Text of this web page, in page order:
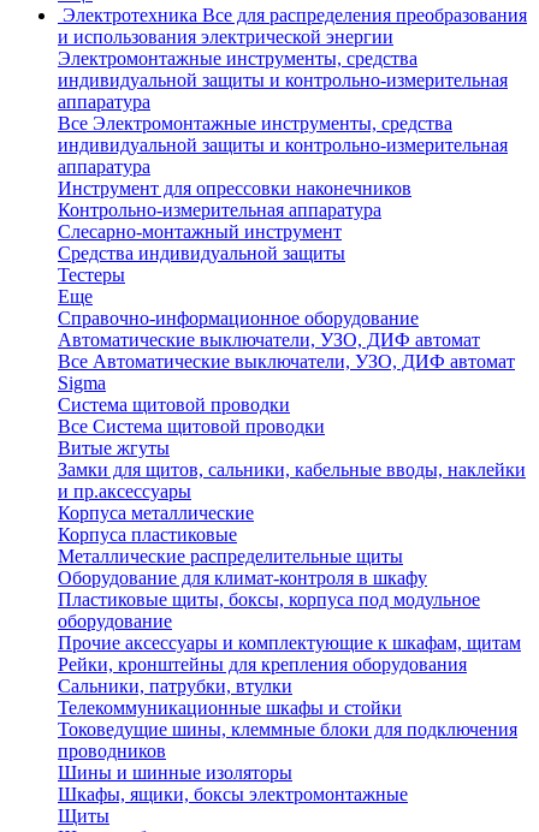
Электротехника Все для распределения преобразования
и использования электрической энергии
Электромонтажные инструменты, средства
индивидуальной защиты и контрольно-измерительная
аппаратура
Все Электромонтажные инструменты, средства
индивидуальной защиты и контрольно-измерительная
аппаратура
Инструмент для опрессовки наконечников
Контрольно-измерительная аппаратура
Слесарно-монтажный инструмент
Средства индивидуальной защиты
Тестеры
Еще
Справочно-информационное оборудование
Автоматические выключатели, УЗО, ДИФ автомат
Все Автоматические выключатели, УЗО, ДИФ автомат
Sigma
Система щитовой проводки
Все Система щитовой проводки
Витые жгуты
Замки для щитов, сальники, кабельные вводы, наклейки
и пр.аксессуары
Корпуса металлические
Корпуса пластиковые
Металлические распределительные щиты
Оборудование для климат-контроля в шкафу
Пластиковые щиты, боксы, корпуса под модульное
оборудование
Прочие аксессуары и комплектующие к шкафам, щитам
Рейки, кронштейны для крепления оборудования
Сальники, патрубки, втулки
Телекоммуникационные шкафы и стойки
Токоведущие шины, клеммные блоки для подключения
проводников
Шины и шинные изоляторы
Шкафы, ящики, боксы электромонтажные
Щиты